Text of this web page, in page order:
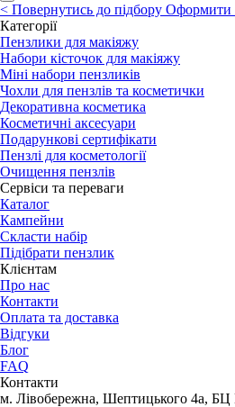
< Повернутись до підбору Оформити
Категорії
Пензлики для макіяжу
Набори кісточок для макіяжу
Міні набори пензликів
Чохли для пензлів та косметички
Декоративна косметика
Косметичні аксесуари
Подарункові сертифікати
Пензлі для косметології
Очищення пензлів
Сервіси та переваги
Каталог
Кампейни
Скласти набір
Підібрати пензлик
Клієнтам
Про нас
Контакти
Оплата та доставка
Відгуки
Блог
FAQ
Контакти
м. Лівобережна, Шептицького 4а,